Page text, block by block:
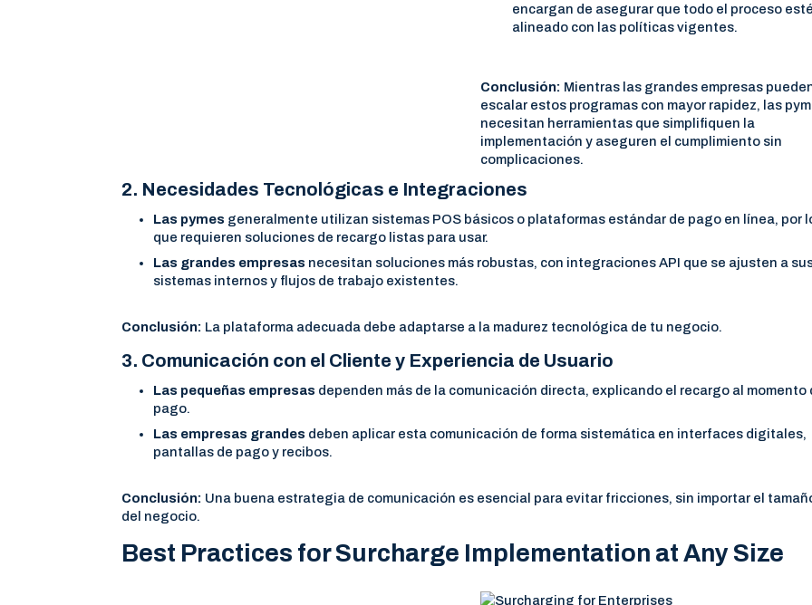
encargan de asegurar que todo el proceso
alineado con las políticas vigentes.
Conclusión: Mientras las grandes empresas
escalar estos programas con mayor rapidez, las
necesitan herramientas que simplifiquen la
implementación y aseguren el cumplimiento sin
complicaciones.
2. Necesidades Tecnológicas e Integraciones
Las pymes generalmente utilizan sistemas POS básicos o plataformas estándar de pago en línea, por
que requieren soluciones de recargo listas para usar.
Las grandes empresas necesitan soluciones más robustas, con integraciones API que se ajusten a
sistemas internos y flujos de trabajo existentes.
Conclusión: La plataforma adecuada debe adaptarse a la madurez tecnológica de tu negocio.
3. Comunicación con el Cliente y Experiencia de Usuario
Las pequeñas empresas dependen más de la comunicación directa, explicando el recargo al momento
pago.
Las empresas grandes deben aplicar esta comunicación de forma sistemática en interfaces digitales,
pantallas de pago y recibos.
Conclusión: Una buena estrategia de comunicación es esencial para evitar fricciones, sin importar el
del negocio.
Best Practices for Surcharge Implementation at Any Size